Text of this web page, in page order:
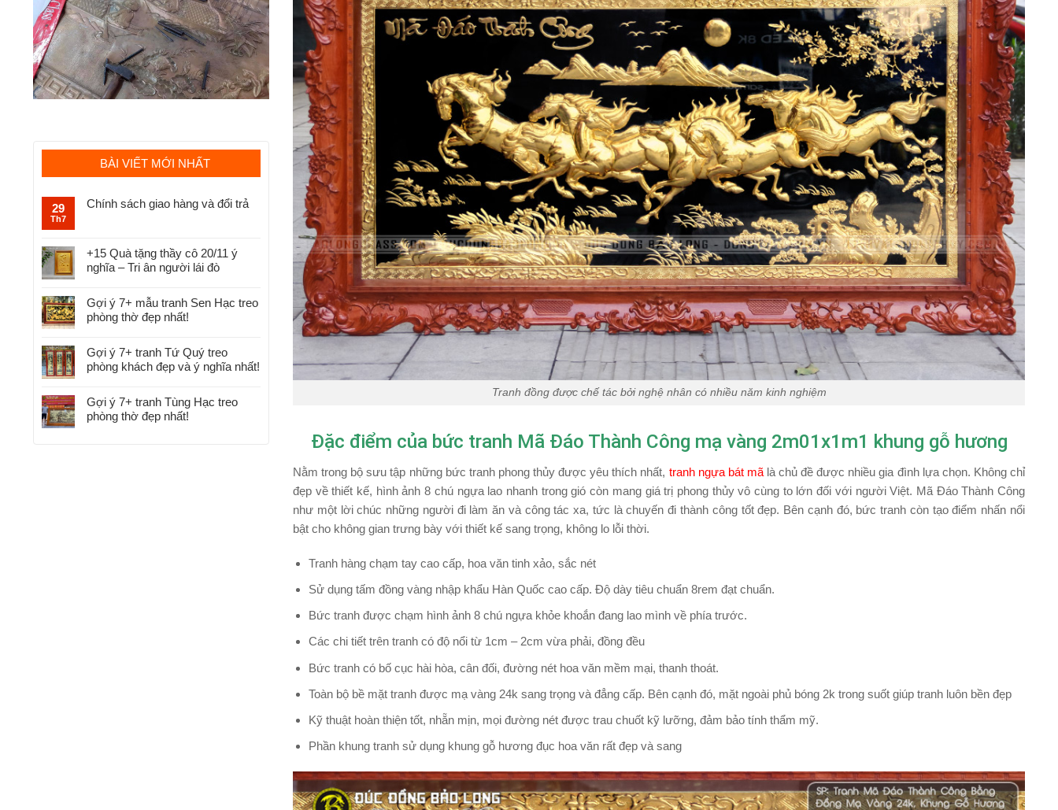
Tranh đồng được chế tác bởi nghệ nhân có nhiều năm kinh nghiệm
Đặc điểm của bức tranh Mã Đáo Thành Công mạ vàng 2m01x1m1 khung gỗ hương
Nằm trong bộ sưu tập những bức tranh phong thủy được yêu thích nhất, tranh ngựa bát mãlà chủ đề được nhiều gia đình lựa chọn. Không chỉ
đẹp về thiết kế, hình ảnh 8 chú ngựa lao nhanh trong gió còn mang giá trị phong thủy vô cùng to lớn đối với người Việt. Mã Đáo Thành Công
như một lời chúc những người đi làm ăn và công tác xa, tức là chuyến đi thành công tốt đẹp. Bên cạnh đó, bức tranh còn tạo điểm nhấn nổi
bật cho không gian trưng bày với thiết kế sang trọng, không lo lỗi thời.
Tranh hàng chạm tay cao cấp, hoa văn tinh xảo, sắc nét
Sử dụng tấm đồng vàng nhập khẩu Hàn Quốc cao cấp. Độ dày tiêu chuẩn 8rem đạt chuẩn.
Bức tranh được chạm hình ảnh 8 chú ngựa khỏe khoắn đang lao mình về phía trước.
Các chi tiết trên tranh có độ nổi từ 1cm – 2cm vừa phải, đồng đều
Bức tranh có bố cục hài hòa, cân đối, đường nét hoa văn mềm mại, thanh thoát.
Toàn bộ bề mặt tranh được mạ vàng 24k sang trọng và đẳng cấp. Bên cạnh đó, mặt ngoài phủ bóng 2k trong suốt giúp tranh luôn bền đẹp
Kỹ thuật hoàn thiện tốt, nhẵn mịn, mọi đường nét được trau chuốt kỹ lưỡng, đảm bảo tính thẩm mỹ.
Phần khung tranh sử dụng khung gỗ hương đục hoa văn rất đẹp và sang
BÀI VIẾT MỚI NHẤT
29
Th7
Chính sách giao hàng và đổi trả
+15 Quà tặng thầy cô 20/11 ý
nghĩa – Tri ân người lái đò
Gợi ý 7+ mẫu tranh Sen Hạc treo
phòng thờ đẹp nhất!
Gợi ý 7+ tranh Tứ Quý treo
phòng khách đẹp và ý nghĩa nhất!
Gợi ý 7+ tranh Tùng Hạc treo
phòng thờ đẹp nhất!